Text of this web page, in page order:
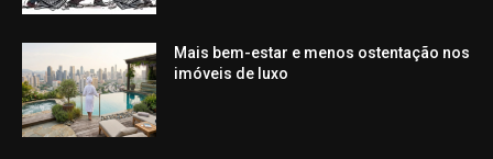
Mais bem-estar e menos ostentação nos
imóveis de luxo